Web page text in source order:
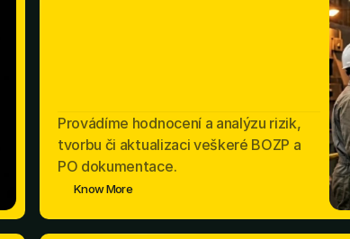
Provádíme hodnocení a analýzu rizik,
tvorbu či aktualizaci veškeré BOZP a
PO dokumentace.
Know More